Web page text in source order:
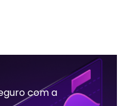
com a